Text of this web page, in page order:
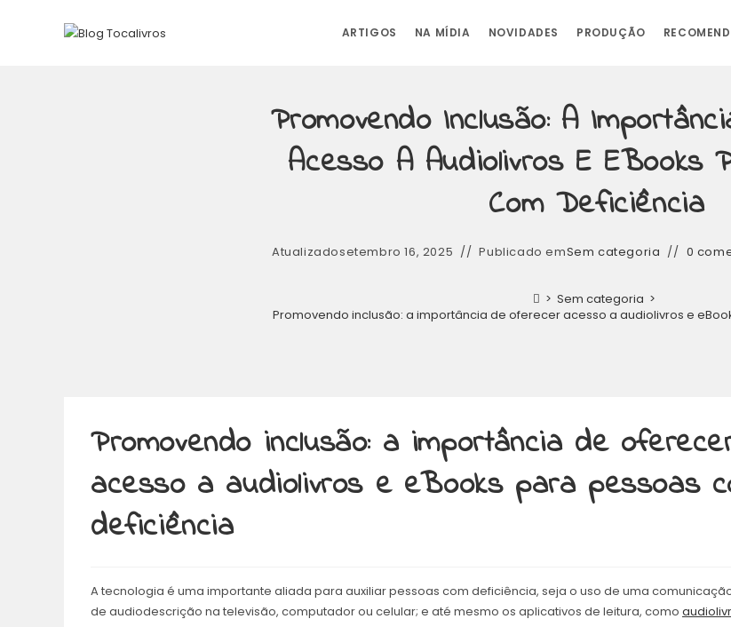
ARTIGOS NA MÍDIA NOVIDADES PRODUÇÃO
Promovendo Inclusão: A
Acesso A Audiolivros E EBooks
Com Deficiência
Atualizadosetembro 16, 2025 Publicado emSem categoria 0
> Sem categoria >
Promovendo inclusão: a importância de oferecer acesso a audiolivros e
Promovendo inclusão: a importância de
acesso a audiolivros e eBooks para pessoas
deficiência
A tecnologia é uma importante aliada para auxiliar pessoas com deficiência, seja o uso de uma
de audiodescrição na televisão, computador ou celular; e até mesmo os aplicativos de leitura, como